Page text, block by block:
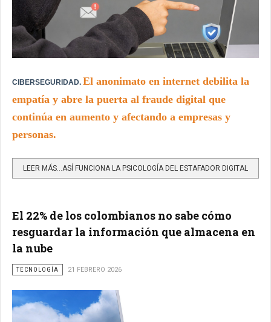
CIBERSEGURIDAD. El anonimato en internet debilita la
empatía y abre la puerta al fraude digital que
continúa en aumento y afectando a empresas y
personas.
LEER MÁS…ASÍ FUNCIONA LA PSICOLOGÍA DEL ESTAFADOR DIGITAL
El 22% de los colombianos no sabe cómo
resguardar la información que almacena en
la nube
TECNOLOGÍA 21 FEBRERO 2026